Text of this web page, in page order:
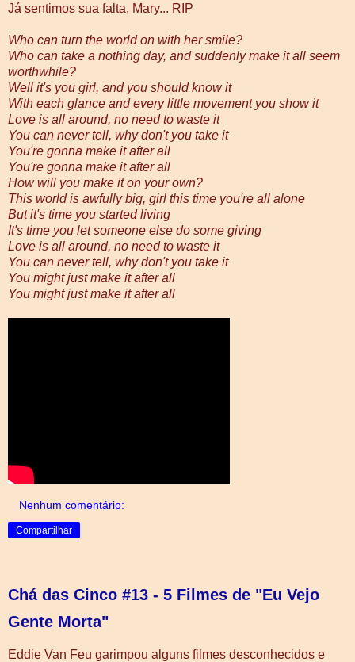
Já sentimos sua falta, Mary... RIP
Who can turn the world on with her smile?
Who can take a nothing day, and suddenly make it all seem
worthwhile?
Well it's you girl, and you should know it
With each glance and every little movement you show it
Love is all around, no need to waste it
You can never tell, why don't you take it
You're gonna make it after all
You're gonna make it after all
How will you make it on your own?
This world is awfully big, girl this time you're all alone
But it's time you started living
It's time you let someone else do some giving
Love is all around, no need to waste it
You can never tell, why don't you take it
You might just make it after all
You might just make it after all
Nenhum comentário:
Compartilhar
Chá das Cinco #13 - 5 Filmes de "Eu Vejo
Gente Morta"
Eddie Van Feu garimpou alguns filmes desconhecidos e